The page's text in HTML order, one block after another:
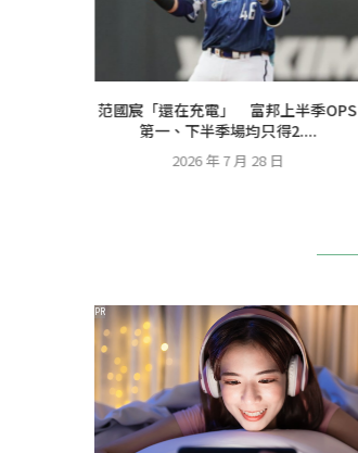
范國宸「還在充電」 富邦上半季OPS
第一、下半季場均只得2....
2026 年 7 月 28 日
PR